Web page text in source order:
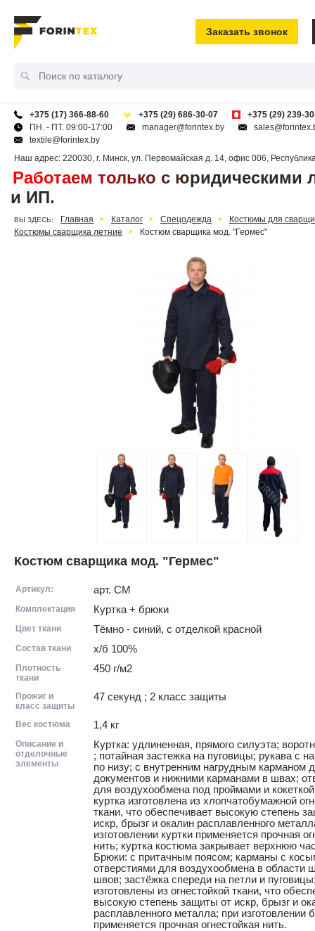
Заказать звонок
+375 (17) 366-88-60 +375 (29) 686-30-07
+375 (29) 239-
ПН. - ПТ. 09:00-17:00
manager@forintex.by
textile@forintex.by
Наш адрес: 220030, г. Минск, ул. Первомайская д. 14, офис 006,
Работаем только с юридическими
и ИП.
ВЫ ЗДЕСЬ: Главная Каталог Спецодежда
Костюмы для
Костюмы сварщика летние
Костюм сварщика мод. "Гермес"
Костюм сварщика мод. "Гермес"
Артикул: арт. CМ
Комплектация Куртка + брюки
Цвет ткани Тёмно - синий, с отделкой красной
Состав ткани х/б 100%
Плотность
ткани
450 г/м2
Прожиг и
класс защиты
47 секунд ; 2 класс защиты
Вес костюма 1,4 кг
Описание и
отделочные
элементы
Куртка: удлиненная, прямого силуэта;
; потайная застежка на пуговицы; рукава с
по низу; с внутренним нагрудным карманом
документов и нижними карманами в швах;
для воздухообмена под проймами и
куртка изготовлена из хлопчатобумажной
ткани, что обеспечивает высокую степень
искр, брызг и окалин расплавленного
изготовлении куртки применяется прочная
нить; куртка костюма закрывает верхнюю
Брюки: с притачным поясом; карманы с
отверстиями для воздухообмена в области
швов; застёжка спереди на петли и
изготовлены из огнестойкой ткани, что
высокую степень защиты от искр, брызг и
расплавленного металла; при изготовлении
применяется прочная огнестойкая нить.